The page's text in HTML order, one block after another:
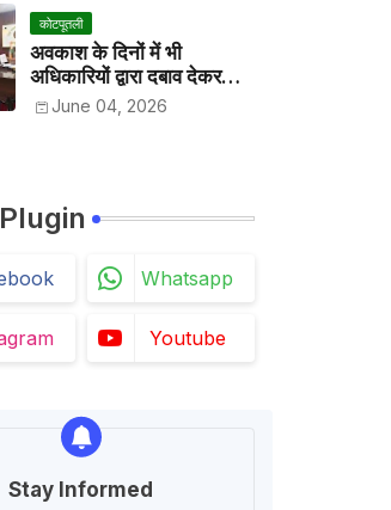
कोटपूतली
अवकाश के दिनों में भी
अधिकारियों द्वारा दबाव देकर
अवकाश निरस्त करके काम
June 04, 2026
Whatsapp
Youtube
Stay Informed